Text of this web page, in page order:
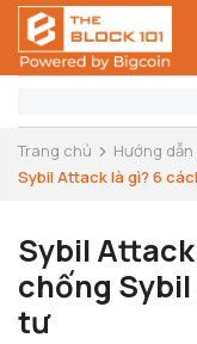
Trang chủ Hướng
Sybil Attack là gì? 6
Sybil
chống
tư